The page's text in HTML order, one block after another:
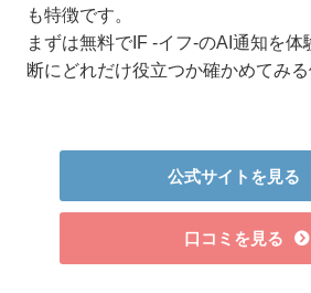
も特徴です。
まずは無料でIF -イフ-のAI通知を体
断にどれだけ役立つか確かめてみる
公式サイトを見る
口コミを見る